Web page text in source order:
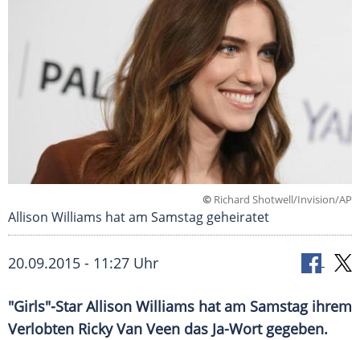
© Richard Shotwell/Invision/AP
Allison Williams hat am Samstag geheiratet
20.09.2015 - 11:27 Uhr
"Girls"-Star Allison Williams hat am Samstag ihrem
Verlobten Ricky Van Veen das Ja-Wort gegeben.